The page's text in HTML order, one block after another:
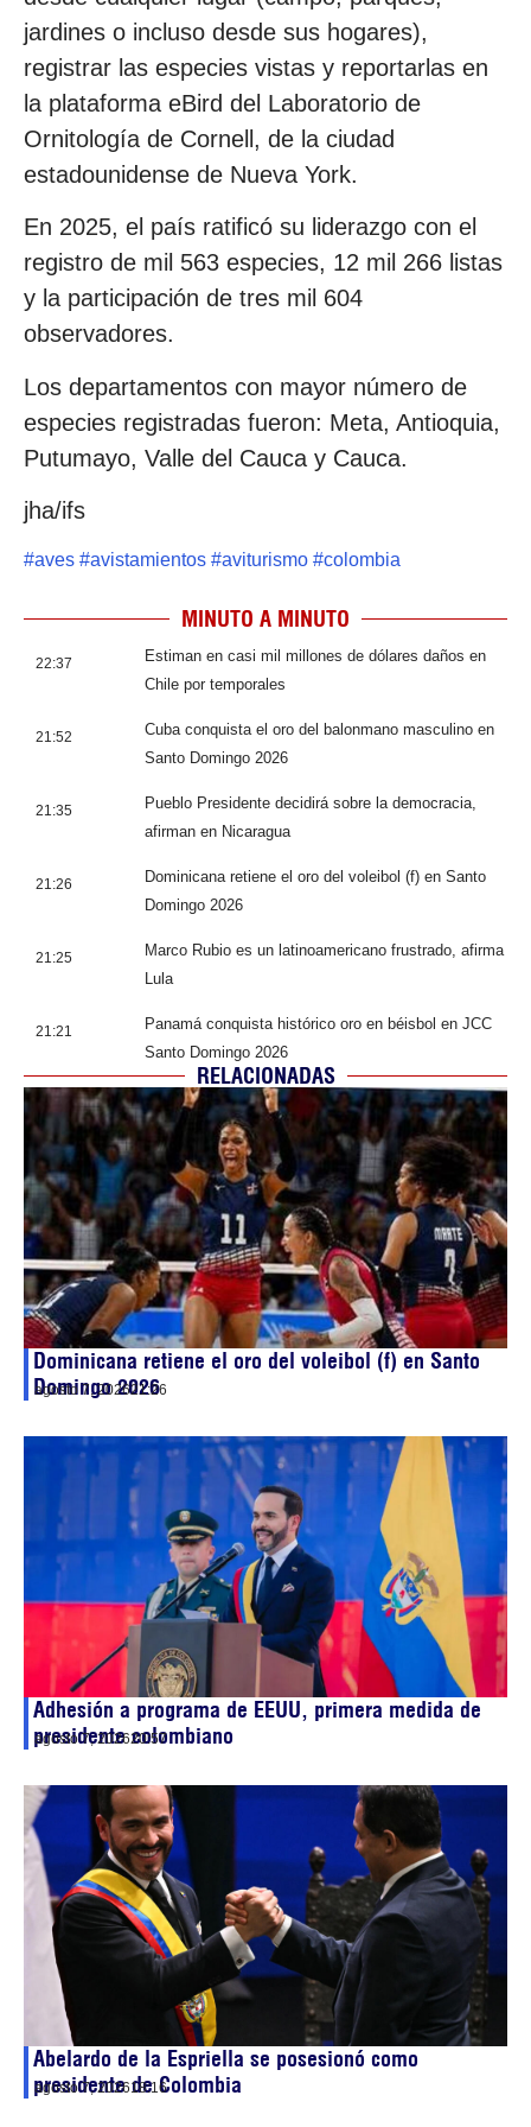
jardines o incluso desde sus hogares),
registrar las especies vistas y reportarlas en
la plataforma eBird del Laboratorio de
Ornitología de Cornell, de la ciudad
estadounidense de Nueva York.
En 2025, el país ratificó su liderazgo con el
registro de mil 563 especies, 12 mil 266 listas
y la participación de tres mil 604
observadores.
Los departamentos con mayor número de
especies registradas fueron: Meta, Antioquia,
Putumayo, Valle del Cauca y Cauca.
jha/ifs
#aves #avistamientos #aviturismo #colombia
MINUTO A MINUTO
22:37
Estiman en casi mil millones de dólares daños en
Chile por temporales
21:52
Cuba conquista el oro del balonmano masculino en
Santo Domingo 2026
21:35
Pueblo Presidente decidirá sobre la democracia,
afirman en Nicaragua
21:26
Dominicana retiene el oro del voleibol (f) en Santo
Domingo 2026
21:25
Marco Rubio es un latinoamericano frustrado, afirma
Lula
21:21
Panamá conquista histórico oro en béisbol en JCC
Santo Domingo 2026
RELACIONADAS
Dominicana retiene el oro del voleibol (f) en Santo
Domingo 2026
agosto 7, 202621:26
Adhesión a programa de EEUU, primera medida de
presidente colombiano
agosto 7, 202620:57
Abelardo de la Espriella se posesionó como
presidente de Colombia
agosto 7, 202618:16